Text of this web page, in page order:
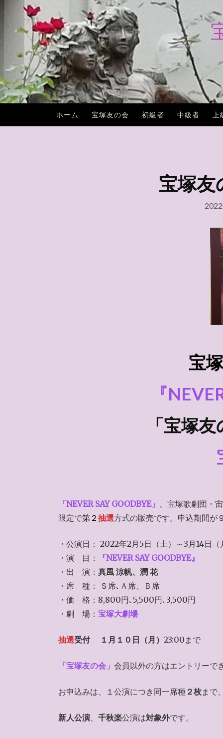
へ
ス
キ
ホーム 宝塚友の会 初級者 中級者
宝塚友
宝
『
「宝塚
「NEVER SAY GOODBYE」 、宝塚歌劇団・
限定で第２ 抽選方式の販売です。申込期間が
・公演日： 2022年2月5日（土）～3月14日（
・演 目：
『NEVER SAY GOODBYE』
・出 演： 真風 涼帆、潤 花
・席 種： Ｓ席､Ａ席、Ｂ席
・価 格：8,800円､5,500円､3,500円
・劇 場： 宝塚大劇場
抽選受付 １月１０日（月） 23:00まで
「宝塚友の会」 会員以外の方はエントリーで
お申込みは、１公演につき同一席種 ２枚まで
新人公演、 千秋楽公演は対象外です。